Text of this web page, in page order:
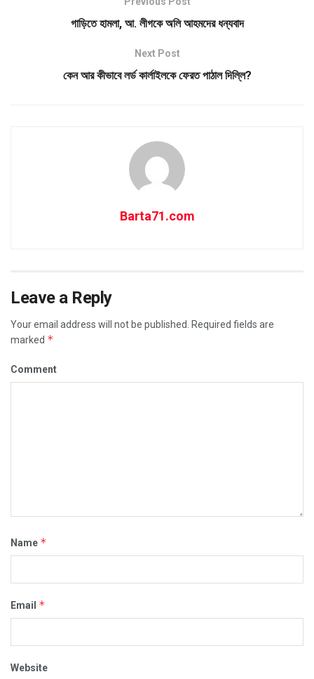
গাড়িতে হামলা, আ. লীগকে অলি আহমদের ধন্যবাদ
Next Post
কেন আর কীভাবে লর্ড কার্লাইলকে ফেরত পাঠাল দিল্লি?
Barta71.com
Leave a Reply
Your email address will not be published.
Required fields are
marked *
Comment
Name *
Email *
Website